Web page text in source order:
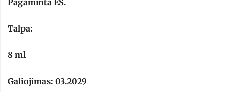
Pagaminta ES.
Talpa:
8 ml
Galiojimas: 03.2029